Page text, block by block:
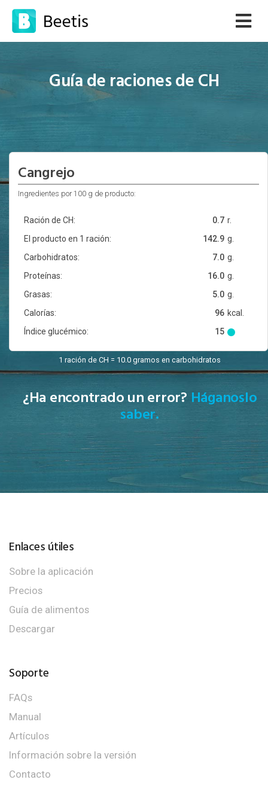
Guía de raciones de CH
Cangrejo
Ingredientes por 100 g de producto:
Ración de CH: r.
0.7
El producto en 1 ración:
g.
142.9
Carbohidratos:
g.
7.0
Proteínas:
g.
16.0
Grasas:
g.
5.0
Calorías:
kcal.
96
Índice glucémico:
15
1 ración de CH = 10.0 gramos en carbohidratos
¿Ha encontrado un error? Háganoslo
saber.
Enlaces útiles
Sobre la aplicación
Precios
Guía de alimentos
Descargar
Soporte
FAQs
Manual
Artículos
Información sobre la versión
Contacto